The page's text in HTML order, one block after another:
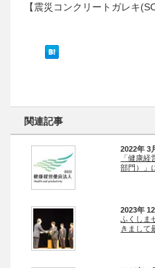
【震災コンクリートガレキ
関連記事
2022年 3
「健康
部門）」
2023年
ふくしま
きまして